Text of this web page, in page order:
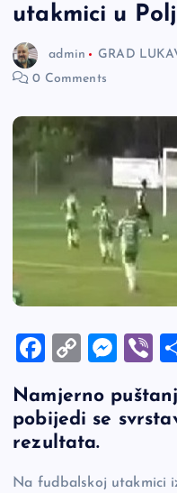
utakmici u
admin GRAD
0 Comments
F
c
e
C
p
y
M
se
n
Namjerno
pobijedi se
rezultata.
Na fudbalskoj utakmici